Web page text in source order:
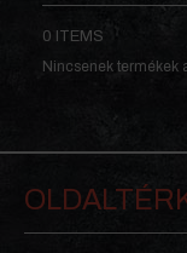
0 ITEMS
Nincsenek termékek